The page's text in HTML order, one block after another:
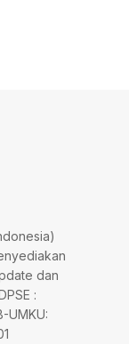
dan
:
UMKU: